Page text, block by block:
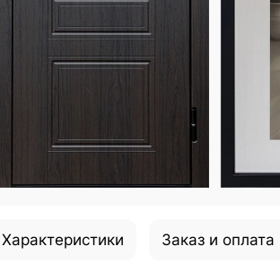
Характеристики Заказ и оплата